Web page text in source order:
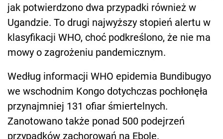
jak potwierdzono dwa przypadki również w
Ugandzie. To drugi najwyższy stopień alertu w
klasyfikacji WHO, choć podkreślono, że nie ma
mowy o zagrożeniu pandemicznym.
Według informacji WHO epidemia Bundibugyo
we wschodnim Kongo dotychczas pochłonęła
przynajmniej 131 ofiar śmiertelnych.
Zanotowano także ponad 500 podejrzeń
przypadków zachorowań na Ebolę.